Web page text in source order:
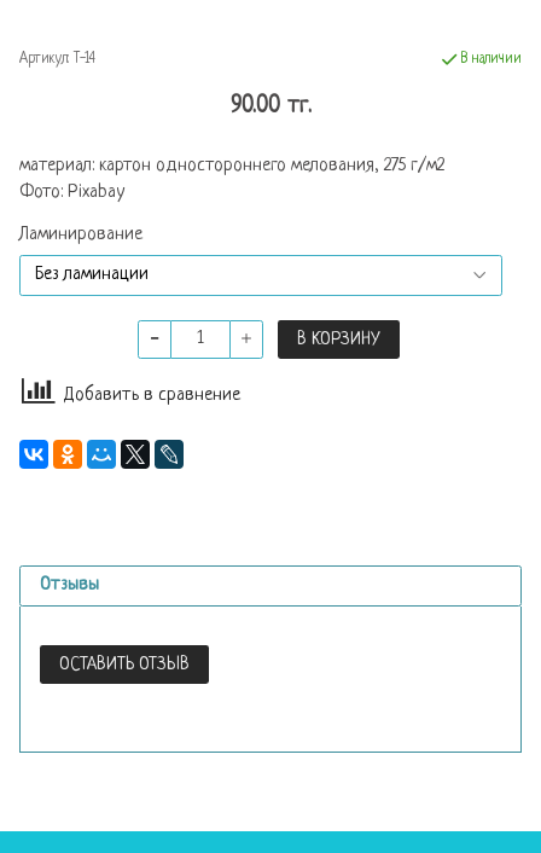
Артикул: Т-14 В наличии
90.00 тг.
материал: картон одностороннего мелования, 275 г/м2
Фото: Pixabay
Ламинирование
В КОРЗИНУ
Добавить в сравнение
Отзывы
ОСТАВИТЬ ОТЗЫВ